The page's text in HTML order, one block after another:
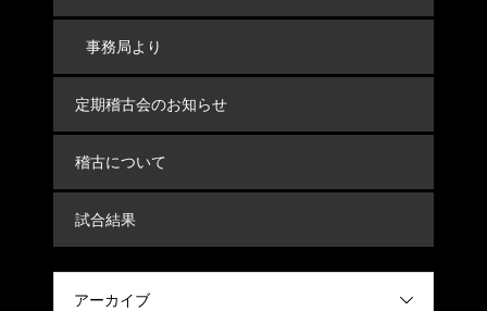
事務局より
定期稽古会のお知らせ
稽古について
試合結果
アーカイブ